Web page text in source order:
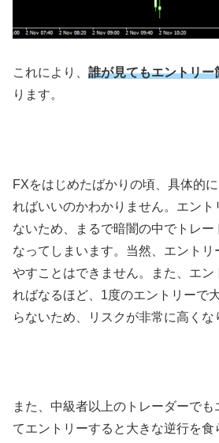
これにより、 誰が見てもエントリー
ります。
FXをはじめたばかりの頃、具体的
ればいいのかわかりません。エント
ないため、まるで暗闇の中でトレー
なってしまいます。当然、エント
やすことはできません。また、エン
ればなるほど、1度のエントリーで
らないため、リスクが非常に高くな
また、中級者以上のトレーダーで
てエントリーすると大きな逆行を食